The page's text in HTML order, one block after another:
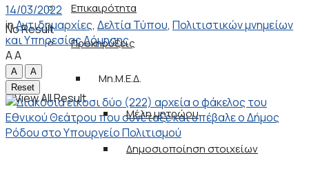
Επικαιρότητα
Προκηρύξεις
Μη.Μ.Ε.Δ.
Μέλη μητρώου
Δημοσιοποίηση στοιχείων
No Result
View All Result
14/03/2022
inΑντιδημαρχίες, Δελτία Τύπου, Πολιτιστικών μνημείων
και Υπηρεσίας Δόμησης
AA
A
A
Reset